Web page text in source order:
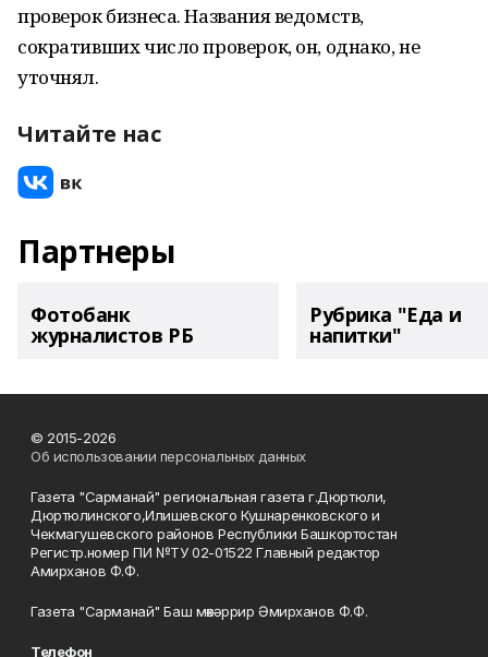
проверок бизнеса. Названия ведомств,
сокративших число проверок, он, однако, не
уточнял.
Читайте нас
Партнеры
Фотобанк
журналистов РБ
Рубрика "Еда и
напитки"
© 2015-2026
Об использовании персональных данных
Газета "Сарманай" региональная газета г.Дюртюли,
Дюртюлинского,Илишевского Кушнаренковского и
Чекмагушевского районов Республики Башкортостан
Регистр.номер ПИ №ТУ 02-01522 Главный редактор
Амирханов Ф.Ф.
Газета "Сарманай" Баш мөхәррир Әмирханов Ф.Ф.
Телефон